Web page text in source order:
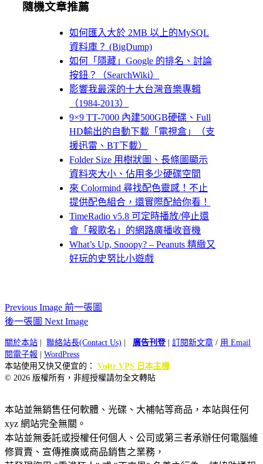
隨機文章推薦
如何匯入大於 2MB 以上的MySQL
資料庫？ (BigDump)
如何「隱藏」Google 的排名、討論
按鈕？（SearchWiki）
影響我最深的十大台灣音樂專輯
（1984-2013）
9×9 TT-7000 內建500GB硬碟、Full
HD輸出的自動下載「電視盒」（支
援迅雷、BT下載）
Folder Size 用樹狀圖、長條圖顯示
資料夾大小、佔用多少硬碟空間
來 Colormind 尋找配色靈感！不止
提供配色組合，還實際配給你看！
TimeRadio v5.8 可定時播放/停止還
會「報歌名」的網路廣播收音機
What’s Up, Snoopy? – Peanuts 精緻又
好玩的史努比小遊戲
Previous Image 前一張圖
後一張圖 Next Image
關於本站 聯絡站長(Contact Us) 廣告刊登| 訂閱新文章 / 用 Email
閱電子報
WordPress
本站使用又快又便宜的： Vultr VPS 日本主機
© 2026 版權所有，非經授權請勿全文轉貼
本站並無銷售任何軟體、光碟、大補帖等商品，本站與任何
xyz 網站完全無關。
本站並無委託或授權任何個人、公司或第三者承辦任何電腦維
修買賣、宣傳推廣或商品銷售之業務，